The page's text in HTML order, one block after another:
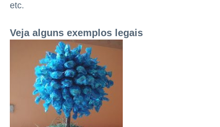
etc.
Veja alguns exemplos legais